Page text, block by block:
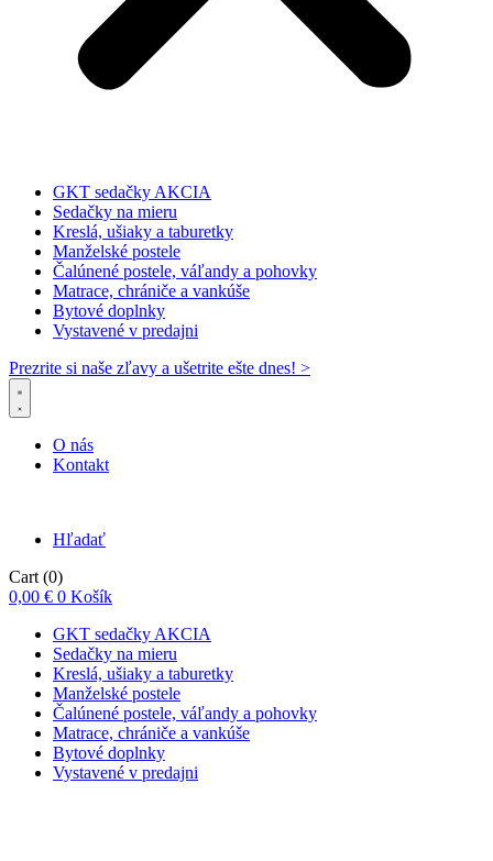
GKT sedačky AKCIA
Sedačky na mieru
Kreslá, ušiaky a taburetky
Manželské postele
Čalúnené postele, váľandy a pohovky
Matrace, chrániče a vankúše
Bytové doplnky
Vystavené v predajni
Prezrite si naše zľavy a ušetrite ešte dnes! >​
O nás
Kontakt
Hľadať
Cart (0)
0,00 € 0 Košík
GKT sedačky AKCIA
Sedačky na mieru
Kreslá, ušiaky a taburetky
Manželské postele
Čalúnené postele, váľandy a pohovky
Matrace, chrániče a vankúše
Bytové doplnky
Vystavené v predajni